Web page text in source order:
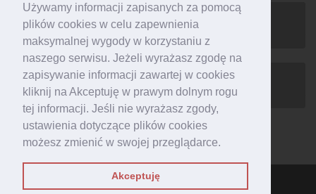
Używamy informacji zapisanych za pomocą
plików cookies w celu zapewnienia
maksymalnej wygody w korzystaniu z
naszego serwisu. Jeżeli wyrażasz zgodę na
zapisywanie informacji zawartej w cookies
kliknij na Akceptuję w prawym dolnym rogu
tej informacji. Jeśli nie wyrażasz zgody,
ustawienia dotyczące plików cookies
możesz zmienić w swojej przeglądarce.
Akceptuję
Mieszkanie na Sprzedaż, Legnica
588 000 zł
Dom na Sprzedaż, Legnica
1 590 000 zł